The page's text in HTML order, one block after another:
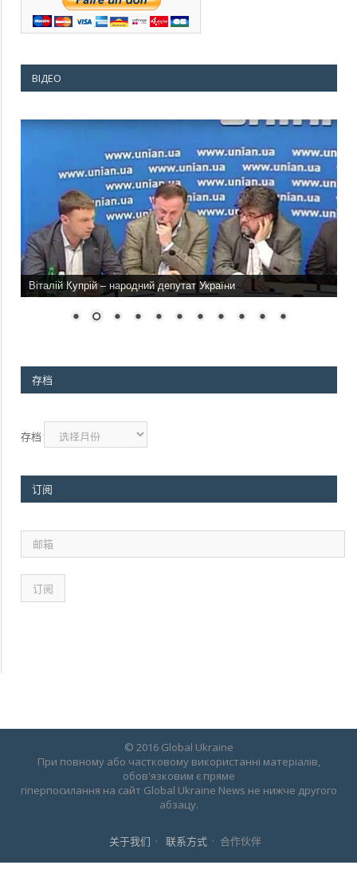
ВІДЕО
Віталій Купрій – народний депутат України
存档
存档
订阅
© 2016 Global Ukraine
При повному або частковому використанні матеріалів,
обов'язковим є пряме
гіперпосилання на сайт Global Ukraine News не нижче другого
абзацу.
关于我们 联系方式 合作伙伴